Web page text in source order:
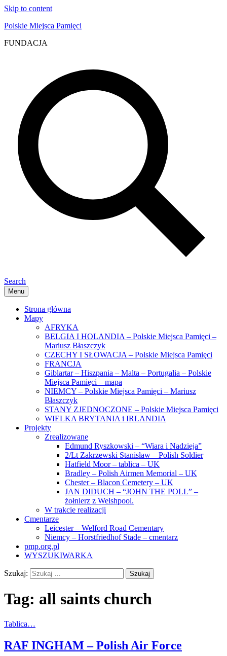
Skip to content
Polskie Miejsca Pamięci
FUNDACJA
Search
Menu
Strona główna
Mapy
AFRYKA
BELGIA I HOLANDIA – Polskie Miejsca Pamięci –
Mariusz Błaszczyk
CZECHY I SŁOWACJA – Polskie Miejsca Pamięci
FRANCJA
Giblartar – Hiszpania – Malta – Portugalia – Polskie
Miejsca Pamięci – mapa
NIEMCY – Polskie Miejsca Pamięci – Mariusz
Błaszczyk
STANY ZJEDNOCZONE – Polskie Miejsca Pamięci
WIELKA BRYTANIA i IRLANDIA
Projekty
Zrealizowane
Edmund Ryszkowski – “Wiara i Nadzieja”
2/Lt Zakrzewski Stanisław – Polish Soldier
Hatfield Moor – tablica – UK
Bradley – Polish Airmen Memorial – UK
Chester – Blacon Cemetery – UK
JAN DIDUCH – “JOHN THE POLL” –
żołnierz z Welshpool.
W trakcie realizacji
Cmentarze
Leicester – Welford Road Cementary
Niemcy – Horstfriedhof Stade – cmentarz
pmp.org.pl
WYSZUKIWARKA
Szukaj:
Tag: all saints church
Tablica…
RAF INGHAM – Polish Air Force